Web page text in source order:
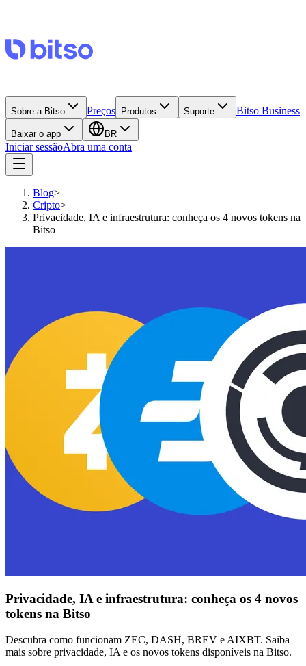
Sobre a Bitso Preços Produtos Suporte Bitso Business
Baixar o app BR
Iniciar sessãoAbra uma conta
Blog>
Cripto>
Privacidade, IA e infraestrutura: conheça os 4 novos tokens na
Bitso
Privacidade, IA e infraestrutura: conheça os 4 novos
tokens na Bitso
Descubra como funcionam ZEC, DASH, BREV e AIXBT. Saiba
mais sobre privacidade, IA e os novos tokens disponíveis na Bitso.